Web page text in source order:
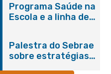
Programa Saúde na
Escola e a linha de
promovem
conscientização
sobre hanseníase
Palestra do Sebrae
sobre estratégias